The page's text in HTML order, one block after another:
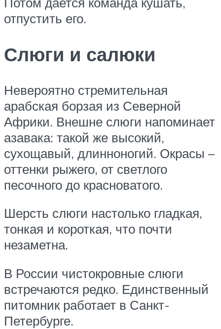
отпустить его.
Слюги и салюки
Невероятно стремительная
арабская борзая из Северной
Африки. Внешне слюги напоминает
азавака: такой же высокий,
сухощавый, длинноногий. Окрасы –
оттенки рыжего, от светлого
песочного до красноватого.
Шерсть слюги настолько гладкая,
тонкая и короткая, что почти
незаметна.
В России чистокровные слюги
встречаются редко. Единственный
питомник работает в Санкт-
Петербурге.